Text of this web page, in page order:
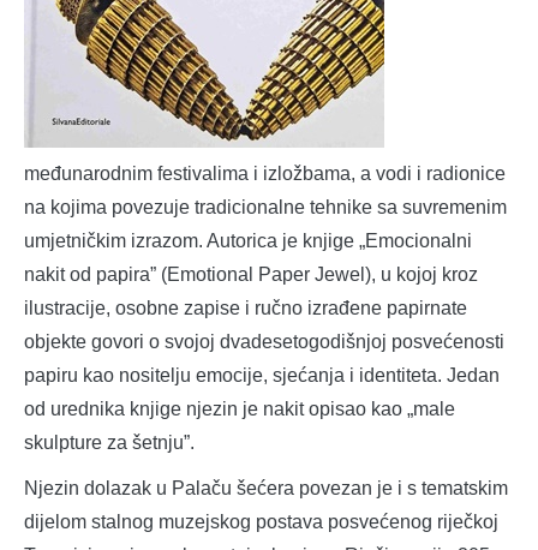
međunarodnim festivalima i izložbama, a vodi i radionice
na kojima povezuje tradicionalne tehnike sa suvremenim
umjetničkim izrazom. Autorica je knjige „Emocionalni
nakit od papira” (Emotional Paper Jewel), u kojoj kroz
ilustracije, osobne zapise i ručno izrađene papirnate
objekte govori o svojoj dvadesetogodišnjoj posvećenosti
papiru kao nositelju emocije, sjećanja i identiteta. Jedan
od urednika knjige njezin je nakit opisao kao „male
skulpture za šetnju”.
Njezin dolazak u Palaču šećera povezan je i s tematskim
dijelom stalnog muzejskog postava posvećenog riječkoj